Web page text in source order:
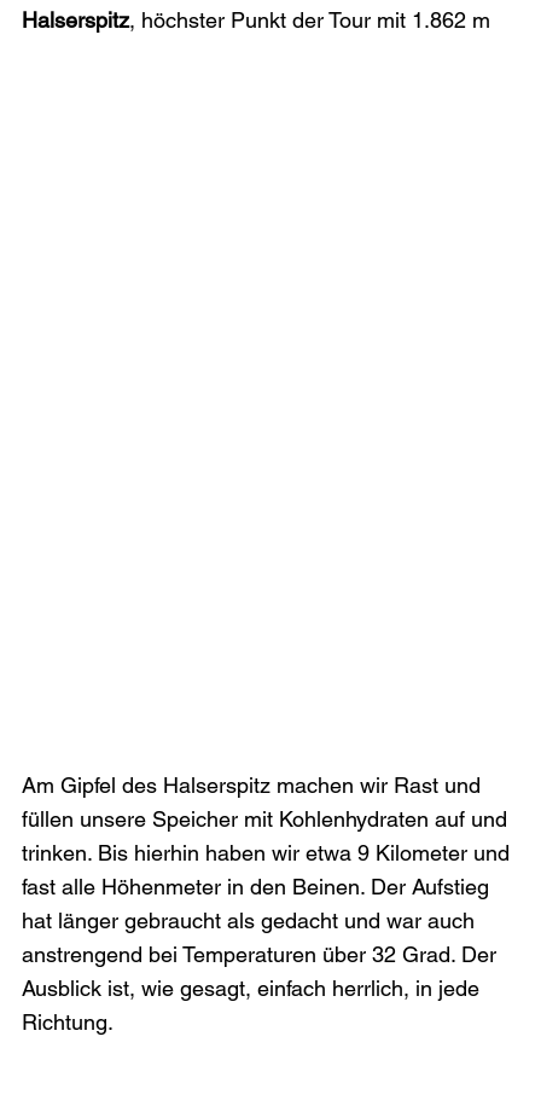
Halserspitz, höchster Punkt der Tour mit 1.862 m
Am Gipfel des Halserspitz machen wir Rast und
füllen unsere Speicher mit Kohlenhydraten auf und
trinken. Bis hierhin haben wir etwa 9 Kilometer und
fast alle Höhenmeter in den Beinen. Der Aufstieg
hat länger gebraucht als gedacht und war auch
anstrengend bei Temperaturen über 32 Grad. Der
Ausblick ist, wie gesagt, einfach herrlich, in jede
Richtung.